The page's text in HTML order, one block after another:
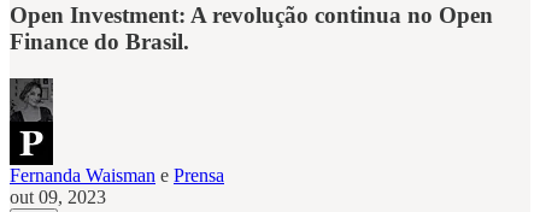
Open Investment: A revolução continua no Open
Finance do Brasil.
Fernanda Waisman e Prensa
out 09, 2023